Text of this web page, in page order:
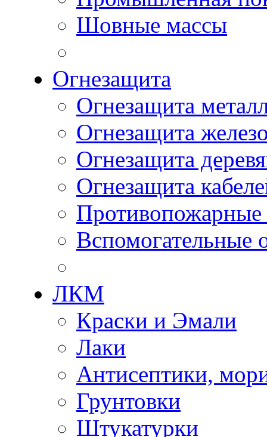
Шовные массы
Огнезащита
Огнезащита
Огнезащита
Огнезащита
Огнезащита
Вспомогательные
ЛКМ
Краски и Эмали
Лаки
Антисептики,
Грунтовки
Штукатурки